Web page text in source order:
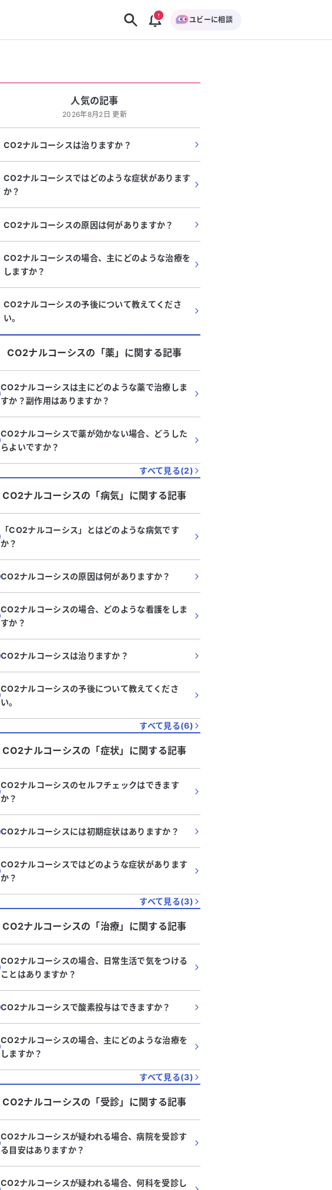
ユビーに相談
人気の記事
2026年8月2日 更新
CO2ナルコーシスは治りますか？
CO2ナルコーシスではどのような症状があります
か？
CO2ナルコーシスの原因は何がありますか？
CO2ナルコーシスの場合、主にどのような治療を
しますか？
CO2ナルコーシスの予後について教えてくださ
い。
CO2ナルコーシスの「薬」に関する記事
CO2ナルコーシスは主にどのような薬で治療しま
すか？副作用はありますか？
CO2ナルコーシスで薬が効かない場合、どうした
らよいですか？
すべて見る(2)
CO2ナルコーシスの「病気」に関する記事
「CO2ナルコーシス」とはどのような病気です
か？
CO2ナルコーシスの原因は何がありますか？
CO2ナルコーシスの場合、どのような看護をしま
すか？
CO2ナルコーシスは治りますか？
CO2ナルコーシスの予後について教えてくださ
い。
すべて見る(6)
CO2ナルコーシスの「症状」に関する記事
CO2ナルコーシスのセルフチェックはできます
か？
CO2ナルコーシスには初期症状はありますか？
CO2ナルコーシスではどのような症状があります
か？
すべて見る(3)
CO2ナルコーシスの「治療」に関する記事
CO2ナルコーシスの場合、日常生活で気をつける
ことはありますか？
CO2ナルコーシスで酸素投与はできますか？
CO2ナルコーシスの場合、主にどのような治療を
しますか？
すべて見る(3)
CO2ナルコーシスの「受診」に関する記事
CO2ナルコーシスが疑われる場合、病院を受診す
る目安はありますか？
CO2ナルコーシスが疑われる場合、何科を受診し